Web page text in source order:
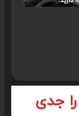
جدی